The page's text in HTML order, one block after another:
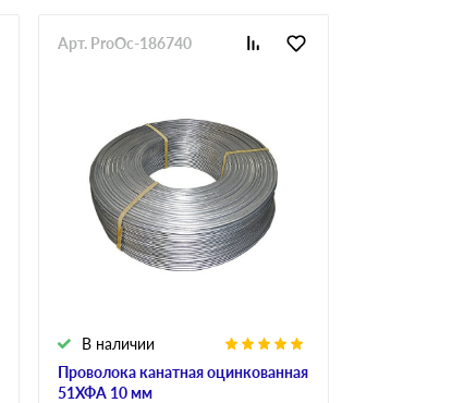
Проволока канатная оцинкованная
51ХФА 10 мм
В наличии
Арт. ProOc-186740